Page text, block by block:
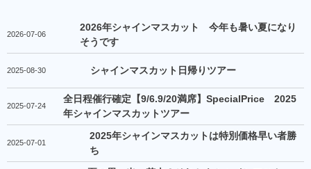
2026-07-06
2026年シャインマスカット 今年も暑い夏になり
そうです
2025-08-30 シャインマスカット日帰りツアー
2025-07-24
全日程催行確定【9/6.9/20満席】SpecialPrice 2025
年シャインマスカットツアー
2025-07-01
2025年シャインマスカットは特別価格早い者勝
ち